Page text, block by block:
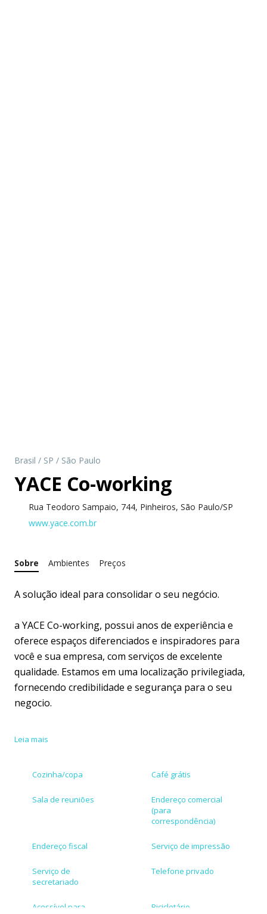
Brasil / SP / São Paulo
YACE Co-working
Rua Teodoro Sampaio, 744, Pinheiros, São Paulo/SP
www.yace.com.br
Sobre Ambientes Preços
A solução ideal para consolidar o seu negócio.
a YACE Co-working, possui anos de experiência e
oferece espaços diferenciados e inspiradores para
você e sua empresa, com serviços de excelente
qualidade. Estamos em uma localização privilegiada,
fornecendo credibilidade e segurança para o seu
negocio.
Nosso espaço é o mais confortável e autônomo do
Localizado em uma das melhores regiões de SP,
estamos em Pinheiros, um local que oferece um
espaço amplo, bem decorado e fácil acesso as
principais vias e transporte. Totalmente Feito para
ser seu próximo e único endereço corporativo,
e café de uso livre.
Um ambiente descontraído e profissional para sua
Leia mais
Cozinha/copa Café grátis
Sala de reuniões
Endereço comercial
(para
correspondência)
Endereço fiscal Serviço de impressão
Serviço de
secretariado
Telefone privado
Acessível para
Bicicletário